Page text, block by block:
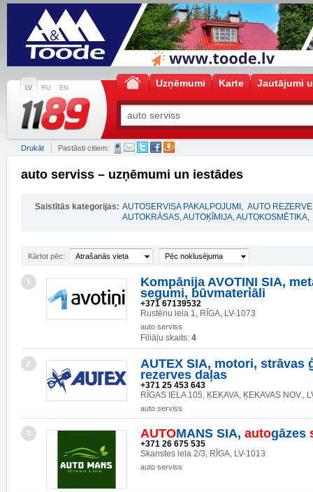
LV RU EN Uzņēmumi Karte Jautājumi
Drukāt Pastāsti citiem:
auto serviss – uzņēmumi un iestādes
Saistītās kategorijas: AUTOSERVISA PAKALPOJUMI , AUTO
AUTOKRĀSAS, AUTOĶĪMIJA, AUTOKOSMĒTIKA,
Kārtot pēc: Atrašanās vieta Pēc noklusējuma
1
Kompānija AVOTIŅI SIA,
segumi, būvmateriāli
+371 67139532
Rustēnu iela 1, RĪGA, LV-1073
auto serviss
Filiāļu skaits: 4
2
AUTEX SIA, motori, strāvas
rezerves daļas
+371 25 453 643
RĪGAS IELA 105, ĶEKAVA, ĶEKAVAS NOV.,
auto serviss
3 AUTOMANS SIA, autogāzes
+371 26 675 535
Skanstes iela 2/3, RĪGA, LV-1013
auto serviss